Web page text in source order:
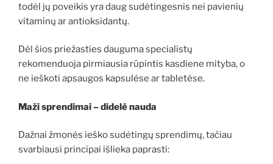
todėl jų poveikis yra daug sudėtingesnis nei pavienių
vitaminų ar antioksidantų.
Dėl šios priežasties dauguma specialistų
rekomenduoja pirmiausia rūpintis kasdiene mityba, o
ne ieškoti apsaugos kapsulėse ar tabletėse.
Maži sprendimai – didelė nauda
Dažnai žmonės ieško sudėtingų sprendimų, tačiau
svarbiausi principai išlieka paprasti: